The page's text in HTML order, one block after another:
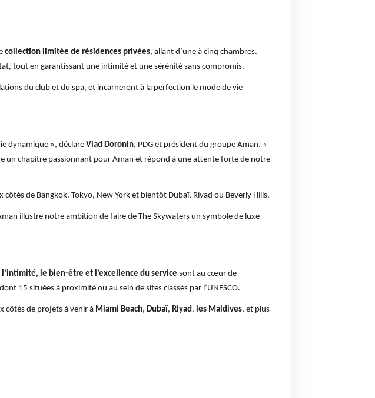
collection limitée de résidences privées, allant d’une à cinq chambres.
tout en garantissant une intimité et une sérénité sans compromis.
du club et du spa, et incarneront à la perfection le mode de vie
dynamique », déclare Vlad Doronin, PDG et président du groupe Aman. «
un chapitre passionnant pour Aman et répond à une attente forte de notre
de Bangkok, Tokyo, New York et bientôt Dubaï, Riyad ou Beverly Hills.
illustre notre ambition de faire de The Skywaters un symbole de luxe
l’intimité, le bien-être et l’excellence du service sont au cœur de
15 situées à proximité ou au sein de sites classés par l’UNESCO.
côtés de projets à venir à Miami Beach, Dubaï, Riyad , les Maldives, et plus